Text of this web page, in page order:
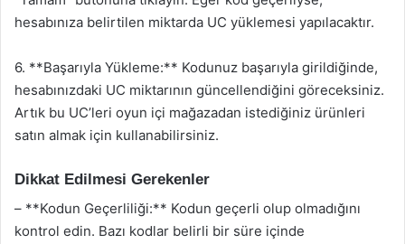
hesabınıza belirtilen miktarda UC yüklemesi yapılacaktır.
6. **Başarıyla Yükleme:** Kodunuz başarıyla girildiğinde,
hesabınızdaki UC miktarının güncellendiğini göreceksiniz.
Artık bu UC’leri oyun içi mağazadan istediğiniz ürünleri
satın almak için kullanabilirsiniz.
Dikkat Edilmesi Gerekenler
– **Kodun Geçerliliği:** Kodun geçerli olup olmadığını
kontrol edin. Bazı kodlar belirli bir süre içinde